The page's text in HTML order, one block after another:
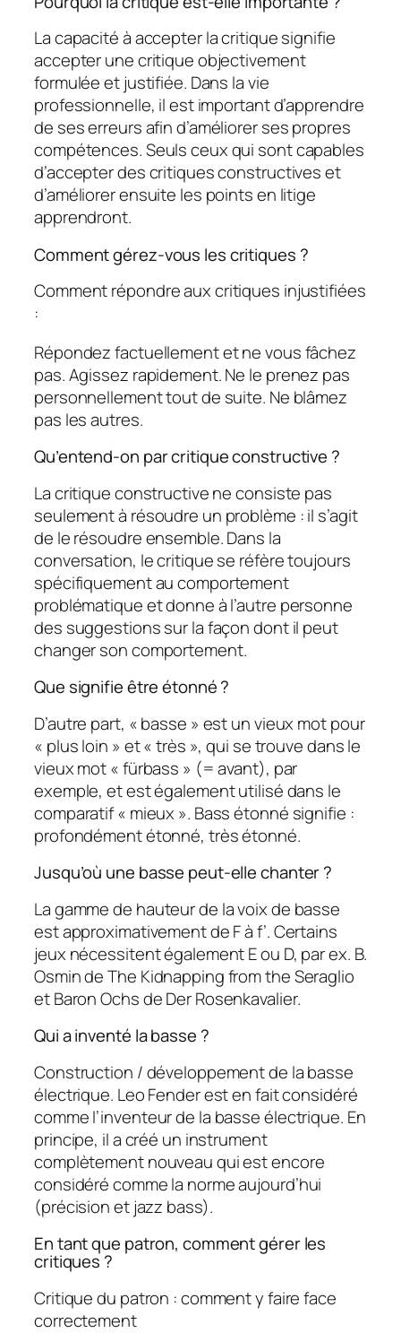
La capacité à accepter la critique signifie
accepter une critique objectivement
formulée et justifiée. Dans la vie
professionnelle, il est important d’apprendre
de ses erreurs afin d’améliorer ses propres
compétences. Seuls ceux qui sont capables
d’accepter des critiques constructives et
d’améliorer ensuite les points en litige
apprendront.
Comment gérez-vous les critiques ?
Comment répondre aux critiques injustifiées
:
Répondez factuellement et ne vous fâchez
pas. Agissez rapidement. Ne le prenez pas
personnellement tout de suite. Ne blâmez
pas les autres.
Qu’entend-on par critique constructive ?
La critique constructive ne consiste pas
seulement à résoudre un problème : il s’agit
de le résoudre ensemble. Dans la
conversation, le critique se réfère toujours
spécifiquement au comportement
problématique et donne à l’autre personne
des suggestions sur la façon dont il peut
changer son comportement.
Que signifie être étonné ?
D’autre part, « basse » est un vieux mot pour
« plus loin » et « très », qui se trouve dans le
vieux mot « fürbass » (= avant), par
exemple, et est également utilisé dans le
comparatif « mieux ». Bass étonné signifie :
profondément étonné, très étonné.
Jusqu’où une basse peut-elle chanter ?
La gamme de hauteur de la voix de basse
est approximativement de F à f’. Certains
jeux nécessitent également E ou D, par ex. B.
Osmin de The Kidnapping from the Seraglio
et Baron Ochs de Der Rosenkavalier.
Qui a inventé la basse ?
Construction / développement de la basse
électrique. Leo Fender est en fait considéré
comme l’inventeur de la basse électrique. En
principe, il a créé un instrument
complètement nouveau qui est encore
considéré comme la norme aujourd’hui
(précision et jazz bass).
En tant que patron, comment gérer les
critiques ?
Critique du patron : comment y faire face
correctement